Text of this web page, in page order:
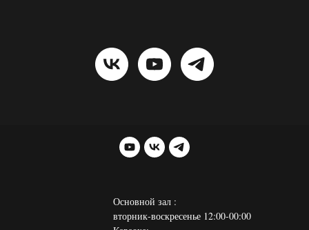
Основной зал :
вторник-воскресенье 12:00-00:00